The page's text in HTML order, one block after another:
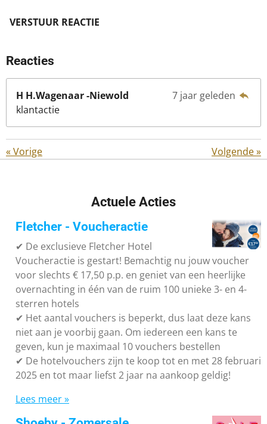
VERSTUUR REACTIE
Reacties
H H.Wagenaar -Niewold
7 jaar geleden
klantactie
«Vorige Volgende»
Actuele Acties
Fletcher - Voucheractie
✔ De exclusieve Fletcher Hotel
Voucheractie is gestart! Bemachtig nu jouw voucher
voor slechts € 17,50 p.p. en geniet van een heerlijke
overnachting in één van de ruim 100 unieke 3- en 4-
sterren hotels
✔ Het aantal vouchers is beperkt, dus laat deze kans
niet aan je voorbij gaan. Om iedereen een kans te
geven, kun je maximaal 10 vouchers bestellen
✔ De hotelvouchers zijn te koop tot en met 28 februari
2025 en tot maar liefst 2 jaar na aankoop geldig!
Lees meer »